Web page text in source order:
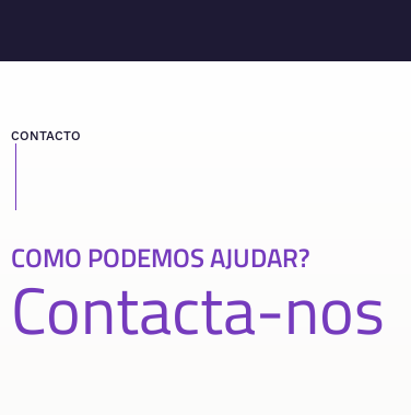
CONTACTO
COMO PODEMOS AJUDAR?
Contacta-nos